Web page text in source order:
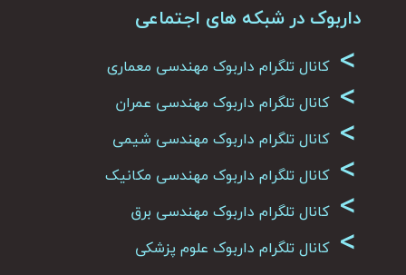
داربوک در شبکه های اجتماعی
> کانال تلگرام داربوک مهندسی معماری
> کانال تلگرام داربوک مهندسی عمران
> کانال تلگرام داربوک مهندسی شیمی
> کانال تلگرام داربوک مهندسی مکانیک
> کانال تلگرام داربوک مهندسی برق
> کانال تلگرام داربوک علوم پزشکی